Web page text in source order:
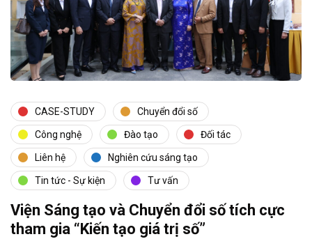
CASE-STUDY Chuyển đổi số
Công nghệ Đào tạo Đối tác
Liên hệ Nghiên cứu sáng tạo
Tin tức - Sự kiện Tư vấn
Viện Sáng tạo và Chuyển đổi số tích cực
tham gia “Kiến tạo giá trị số”